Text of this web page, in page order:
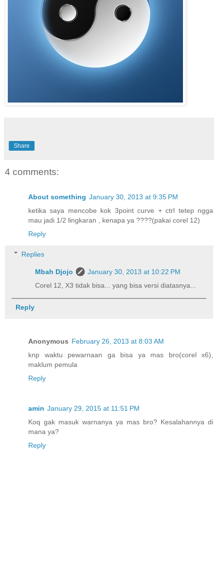
Share
4 comments:
About something January 30, 2013 at 9:35 PM
ketika saya mencobe kok 3point curve + ctrl tetep ngga
mau jadi 1/2 lingkaran , kenapa ya ????(pakai corel 12)
Reply
Replies
Mbah Djojo
January 30, 2013 at 10:22 PM
Corel 12, X3 tidak bisa... yang bisa versi diatasnya...
Reply
Anonymous February 26, 2013 at 8:03 AM
knp waktu pewarnaan ga bisa ya mas bro(corel x6),
maklum pemula
Reply
amin January 29, 2015 at 11:51 PM
Koq gak masuk warnanya ya mas bro? Kesalahannya di
mana ya?
Reply